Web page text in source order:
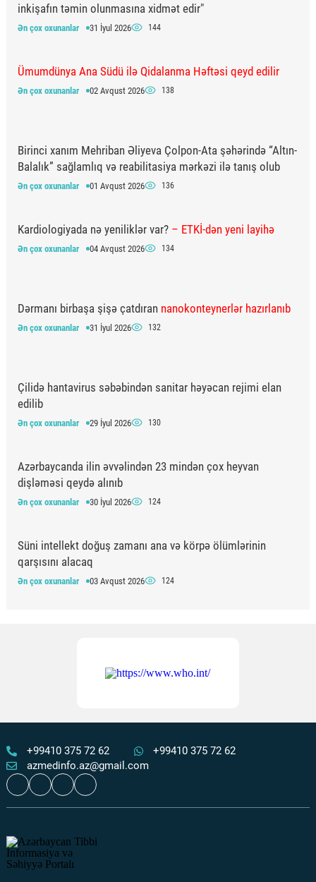
inkişafın təmin olunmasına xidmət edir"
Ən çox oxunanlar 31 İyul 2026 144
Ümumdünya Ana Südü ilə Qidalanma Həftəsi qeyd edilir
Ən çox oxunanlar 02 Avqust 2026 138
Birinci xanım Mehriban Əliyeva Çolpon-Ata şəhərində “Altın-
Balalık” sağlamlıq və reabilitasiya mərkəzi ilə tanış olub
Ən çox oxunanlar 01 Avqust 2026 136
Kardiologiyada nə yeniliklər var? – ETKİ-dən yeni layihə
Ən çox oxunanlar 04 Avqust 2026 134
Dərmanı birbaşa şişə çatdıran nanokonteynerlər hazırlanıb
Ən çox oxunanlar 31 İyul 2026 132
Çilidə hantavirus səbəbindən sanitar həyəcan rejimi elan
edilib
Ən çox oxunanlar 29 İyul 2026 130
Azərbaycanda ilin əvvəlindən 23 mindən çox heyvan
dişləməsi qeydə alınıb
Ən çox oxunanlar 30 İyul 2026 124
Süni intellekt doğuş zamanı ana və körpə ölümlərinin
qarşısını alacaq
Ən çox oxunanlar 03 Avqust 2026 124
Ən çox oxunanlar 31 İyul 2026 118
Döş xərçənginin metastazı gözlənilməz əlamətlə üzə çıxdı
– Onkoloqlar nadir klinik hadisəni açıqlayıblar
“Qızıl yaşlar” layihəsi çərçivəsində 65+ yaşlı şəxslərdə
+99410 375 72 62
+99410 375 72 62
azmedinfo.az@gmail.com